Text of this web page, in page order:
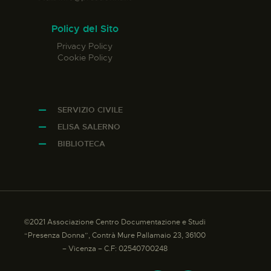
Policy del Sito
Privacy Policy
Cookie Policy
SERVIZIO CIVILE
ELISA SALERNO
BIBLIOTECA
©2021 Associazione Centro Documentazione e Studi
“Presenza Donna”, Contrà Mure Pallamaio 23, 36100
– Vicenza – C.F: 02540700248